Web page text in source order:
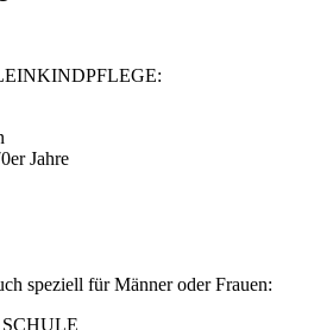
Jahre
speziell für Männer oder Frauen: